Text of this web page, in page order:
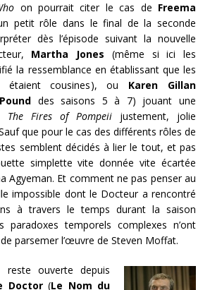
on pourrait citer le cas de Freema
petit rôle dans le final de la seconde
dès l’épisode suivant la nouvelle
Martha Jones (même si ici les
la ressemblance en établissant que les
étaient cousines), ou Karen Gillan
des saisons 5 à 7) jouant une
The Fires of Pompeii justement, jolie
que pour le cas des différents rôles de
semblent décidés à lier le tout, et pas
simplette vite donnée vite écartée
Agyeman. Et comment ne pas penser au
impossible dont le Docteur a rencontré
à travers le temps durant la saison
paradoxes temporels complexes n’ont
parsemer l’œuvre de Steven Moffat.
reste ouverte depuis
Doctor(Le Nom du